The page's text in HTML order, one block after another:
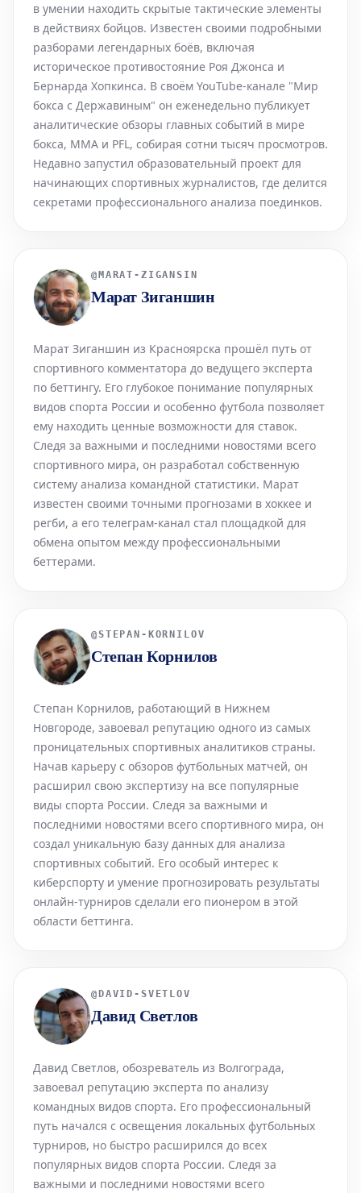
в умении находить скрытые тактические элементы
в действиях бойцов. Известен своими подробными
разборами легендарных боёв, включая
историческое противостояние Роя Джонса и
Бернарда Хопкинса. В своём YouTube-канале "Мир
бокса с Державиным" он еженедельно публикует
аналитические обзоры главных событий в мире
бокса, MMA и PFL, собирая сотни тысяч просмотров.
Недавно запустил образовательный проект для
начинающих спортивных журналистов, где делится
секретами профессионального анализа поединков.
@ MARAT-ZIGANSIN
Марат Зиганшин
Марат Зиганшин из Красноярска прошёл путь от
спортивного комментатора до ведущего эксперта
по беттингу. Его глубокое понимание популярных
видов спорта России и особенно футбола позволяет
ему находить ценные возможности для ставок.
Следя за важными и последними новостями всего
спортивного мира, он разработал собственную
систему анализа командной статистики. Марат
известен своими точными прогнозами в хоккее и
регби, а его телеграм-канал стал площадкой для
обмена опытом между профессиональными
беттерами.
@STEPAN-KORNILOV
Степан Корнилов
Степан Корнилов, работающий в Нижнем
Новгороде, завоевал репутацию одного из самых
проницательных спортивных аналитиков страны.
Начав карьеру с обзоров футбольных матчей, он
расширил свою экспертизу на все популярные
виды спорта России. Следя за важными и
последними новостями всего спортивного мира, он
создал уникальную базу данных для анализа
спортивных событий. Его особый интерес к
киберспорту и умение прогнозировать результаты
онлайн-турниров сделали его пионером в этой
области беттинга.
@ DAVID-SVETLOV
Давид Светлов
Давид Светлов, обозреватель из Волгограда,
завоевал репутацию эксперта по анализу
командных видов спорта. Его профессиональный
путь начался с освещения локальных футбольных
турниров, но быстро расширился до всех
популярных видов спорта России. Следя за
важными и последними новостями всего